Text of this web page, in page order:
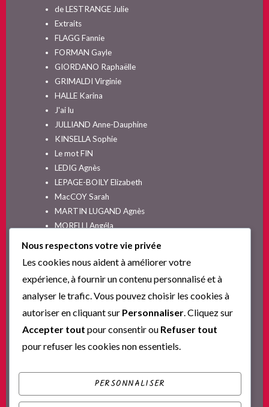
de LESTRANGE Julie
Extraits
FLAGG Fannie
FORMAN Gayle
GIORDANO Raphaëlle
GRIMALDI Virginie
HALLE Karina
J'ai lu
JULLIAND Anne-Dauphine
KINSELLA Sophie
Le mot FIN
LEDIG Agnès
LEPAGE-BOILY Elizabeth
MacCOY Sarah
MARTIN LUGAND Agnès
MORELLI Angéla
Non classé
PINGUILLY Yves
RIVA Alex
SESKIS Tina
SOLNON Jean-François
Nous respectons votre vie privée
Les cookies nous aident à améliorer votre
expérience, à fournir un contenu personnalisé et à
analyser le trafic. Vous pouvez choisir les cookies à
autoriser en cliquant sur Personnaliser . Cliquez sur
Accepter tout pour consentir ou Refuser tout
pour refuser les cookies non essentiels.
PERSONNALISER